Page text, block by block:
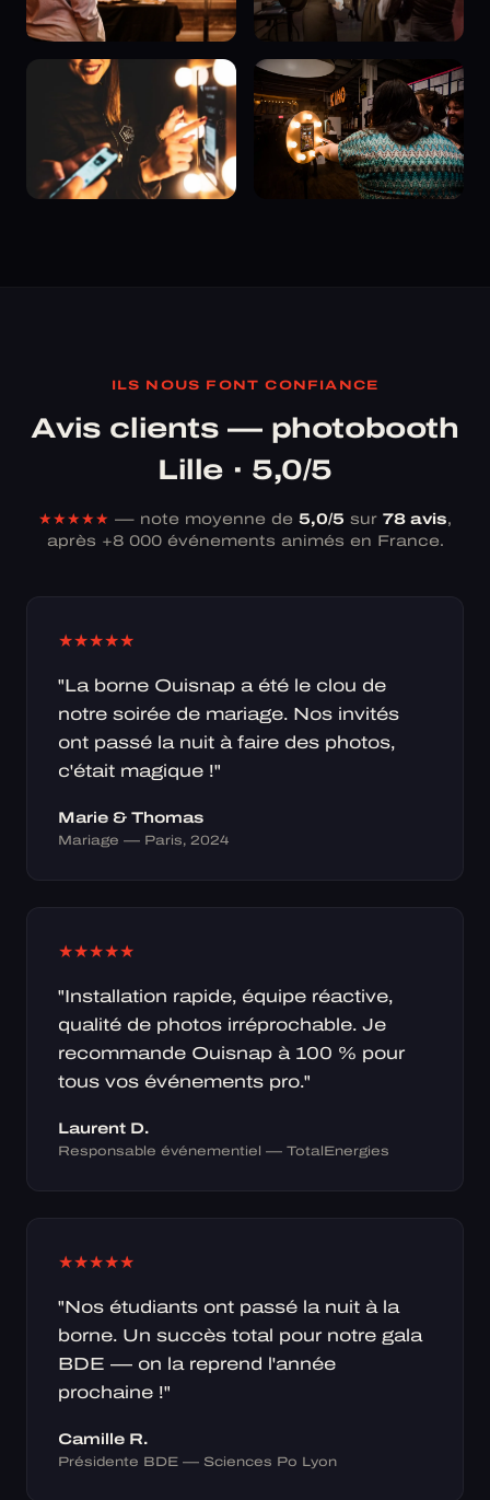
ILS NOUS FONT CONFIANCE
Avis clients — photobooth
Lille · 5,0/5
★★★★★ — note moyenne de 5,0/5 sur 78 avis,
après +8 000 événements animés en France.
★★★★★
"La borne Ouisnap a été le clou de
notre soirée de mariage. Nos invités
ont passé la nuit à faire des photos,
c'était magique !"
Marie & Thomas
Mariage — Paris, 2024
★★★★★
"Installation rapide, équipe réactive,
qualité de photos irréprochable. Je
recommande Ouisnap à 100 % pour
tous vos événements pro."
Laurent D.
Responsable événementiel — TotalEnergies
★★★★★
"Nos étudiants ont passé la nuit à la
borne. Un succès total pour notre gala
BDE — on la reprend l'année
prochaine !"
Camille R.
Présidente BDE — Sciences Po Lyon